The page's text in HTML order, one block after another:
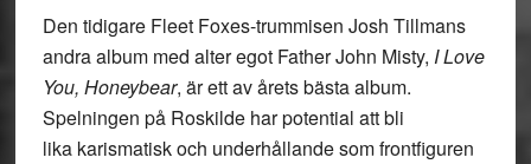
Den tidigare Fleet Foxes-trummisen Josh Tillmans
andra album med alter egot Father John Misty, I Love
You, Honeybear, är ett av årets bästa album.
Spelningen på Roskilde har potential att bli
lika karismatisk och underhållande som frontfiguren